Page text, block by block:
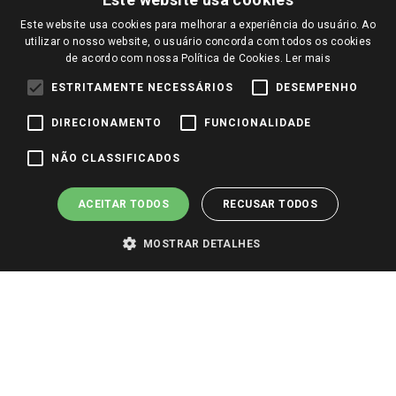
Perguntas frequentes
Trabalhe Conosco
Identidade Visual
Redes Sociais
Pagamento e Segurança
Este website usa cookies para melhorar a experiência do usuário. Ao
utilizar o nosso website, o usuário concorda com todos os cookies
de acordo com nossa Política de Cookies. Ler mais
ESTRITAMENTE NECESSÁRIOS DESEMPENHO
DIRECIONAMENTO FUNCIONALIDADE
NÃO CLASSIFICADOS
ACEITAR TODOS RECUSAR TODOS
MOSTRAR DETALHES